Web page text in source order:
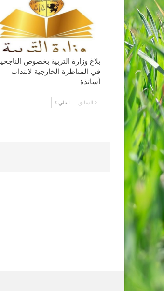
بلاغ وزارة التربية بخصوص
في المناظرة الخارجية لانتداب
أساتذة
السابق التالي